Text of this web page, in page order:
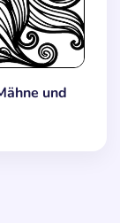
und